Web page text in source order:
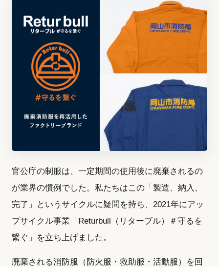
官公庁の制服は、一定期間の使用後に廃棄されるの
が業界の慣例でした。私たちはこの「製造、納入、
完了」というサイクルに疑問を持ち、2021年にアッ
プサイクル事業「Returbull（リターブル）＃守るを
繋ぐ」を立ち上げました。
廃棄される消防服（防火服・救助服・活動服）を回